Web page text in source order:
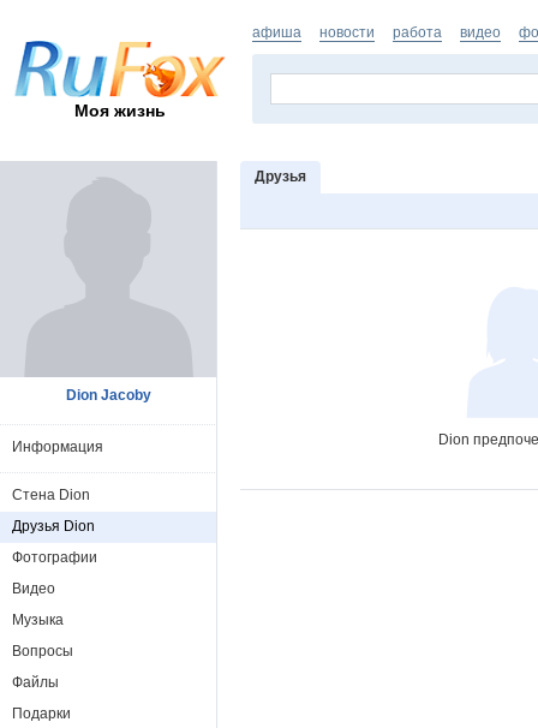
Моя жизнь
афиша новости работа видео
Друзья
Dion
Dion Jacoby
Информация
Стена Dion
Друзья Dion
Фотографии
Видео
Музыка
Вопросы
Файлы
Подарки